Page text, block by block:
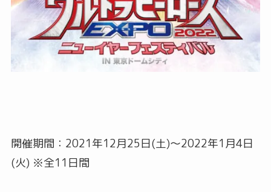
開催期間：2021年12月25日(土)～2022年1月4日
(火) ※全11日間